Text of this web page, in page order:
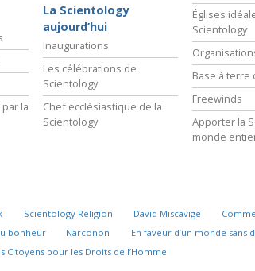
la
La Scientology
aujourd’hui
Inaugurations
Les célébrations de
Scientology
Chef ecclésiastique de la
Scientology
Églises
Scientology
Base à terre
Freewinds
Apporter la
monde
Scientology Religion David Miscavige
bonheur Narconon En faveur d’un monde sans
Citoyens pour les Droits de l’Homme